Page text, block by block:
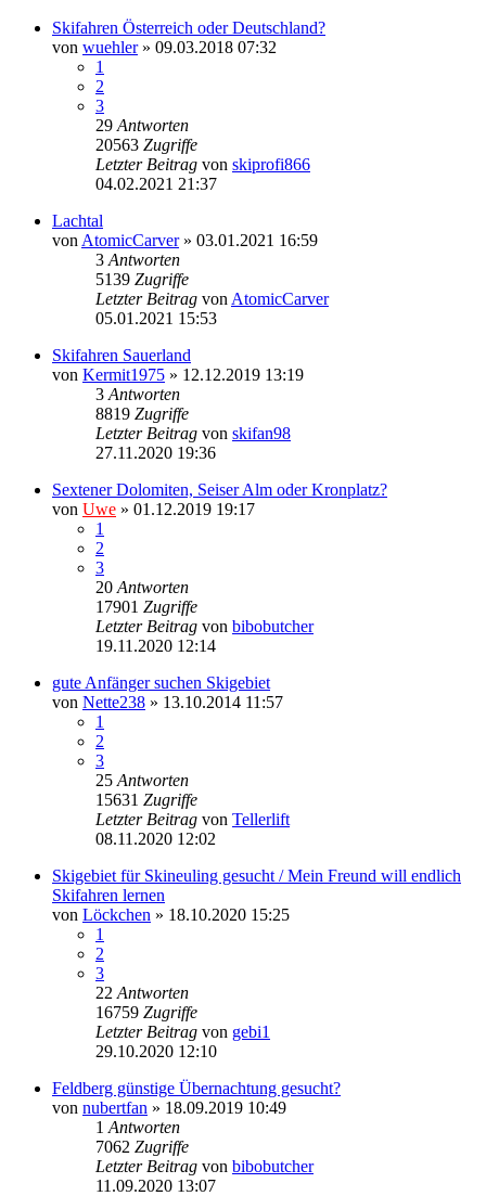
Skifahren Österreich oder Deutschland?
von wuehler» 09.03.2018 07:32
1
2
3
29 Antworten
20563 Zugriffe
Letzter Beitrag von skiprofi866
04.02.2021 21:37
Lachtal
von AtomicCarver» 03.01.2021 16:59
3 Antworten
5139 Zugriffe
Letzter Beitrag von AtomicCarver
05.01.2021 15:53
Skifahren Sauerland
von Kermit1975 » 12.12.2019 13:19
3 Antworten
8819 Zugriffe
Letzter Beitrag von skifan98
27.11.2020 19:36
Sextener Dolomiten, Seiser Alm oder Kronplatz?
von Uwe » 01.12.2019 19:17
1
2
3
20 Antworten
17901 Zugriffe
Letzter Beitrag von bibobutcher
19.11.2020 12:14
gute Anfänger suchen Skigebiet
von Nette238 » 13.10.2014 11:57
1
2
3
25 Antworten
15631 Zugriffe
Letzter Beitrag von Tellerlift
08.11.2020 12:02
Skigebiet für Skineuling gesucht / Mein Freund will endlich
Skifahren lernen
von Löckchen » 18.10.2020 15:25
1
2
3
22 Antworten
16759 Zugriffe
Letzter Beitrag von gebi1
29.10.2020 12:10
Feldberg günstige Übernachtung gesucht?
von nubertfan » 18.09.2019 10:49
1 Antworten
7062 Zugriffe
Letzter Beitrag von bibobutcher
11.09.2020 13:07